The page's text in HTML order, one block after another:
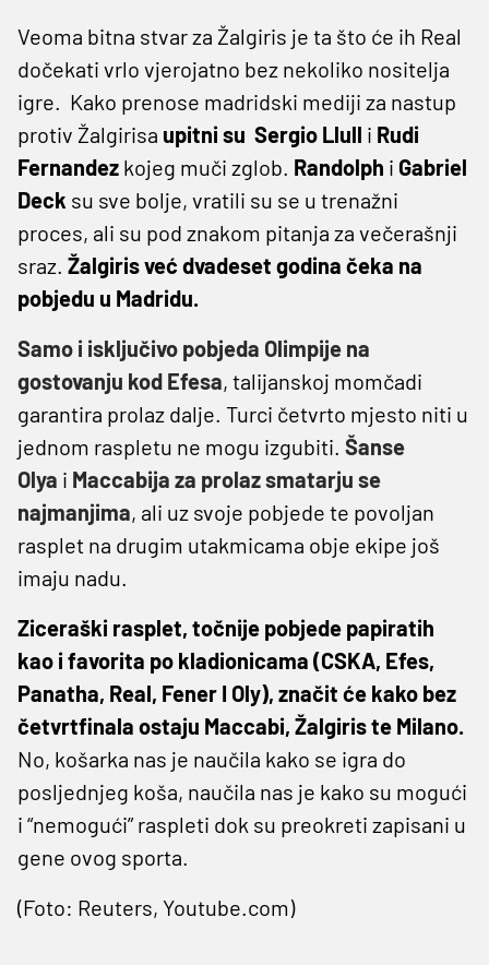
Veoma bitna stvar za Žalgiris je ta što će ih Real
dočekati vrlo vjerojatno bez nekoliko nositelja
igre. Kako prenose madridski mediji za nastup
protiv Žalgirisa upitni su Sergio Llull i Rudi
Fernandez kojeg muči zglob. Randolph i Gabriel
Deck su sve bolje, vratili su se u trenažni
proces, ali su pod znakom pitanja za večerašnji
sraz. Žalgiris već dvadeset godina čeka na
pobjedu u Madridu.
Samo i isključivo pobjeda Olimpije na
gostovanju kod Efesa, talijanskoj momčadi
garantira prolaz dalje. Turci četvrto mjesto niti u
jednom raspletu ne mogu izgubiti. Šanse
Olya i Maccabija za prolaz smatarju se
najmanjima, ali uz svoje pobjede te povoljan
rasplet na drugim utakmicama obje ekipe još
imaju nadu.
Ziceraški rasplet, točnije pobjede papiratih
kao i favorita po kladionicama (CSKA, Efes,
Panatha, Real, Fener I Oly), značit će kako bez
četvrtfinala ostaju Maccabi, Žalgiris te Milano.
No, košarka nas je naučila kako se igra do
posljednjeg koša, naučila nas je kako su mogući
i “nemogući” raspleti dok su preokreti zapisani u
gene ovog sporta.
(Foto: Reuters, Youtube.com)